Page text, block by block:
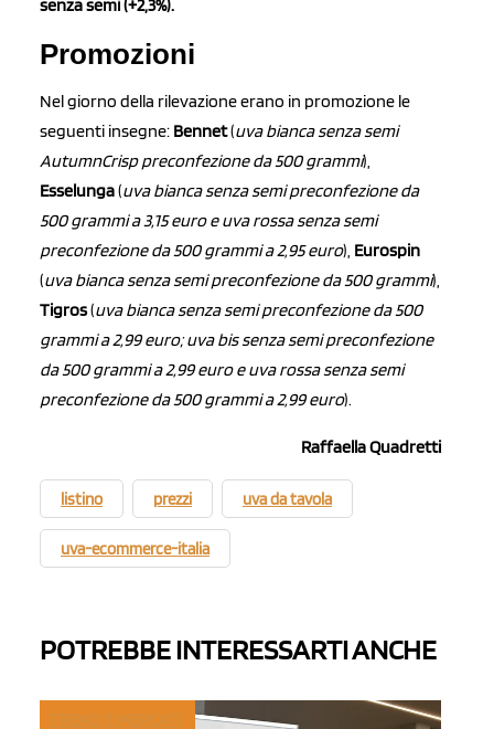
senza semi (+2,3%).
Promozioni
Nel giorno della rilevazione erano in promozione le
seguenti insegne: Bennet(uva bianca senza semi
AutumnCrisp preconfezione da 500 grammi),
Esselunga(uva bianca senza semi preconfezione da
500 grammi a 3,15 euro e uva rossa senza semi
preconfezione da 500 grammi a 2,95 euro), Eurospin
(uva bianca senza semi preconfezione da 500 grammi),
Tigros(uva bianca senza semi preconfezione da 500
grammi a 2,99 euro; uva bis senza semi preconfezione
da 500 grammi a 2,99 euro e uva rossa senza semi
preconfezione da 500 grammi a 2,99 euro).
Raffaella Quadretti
listino prezzi uva da tavola
uva-ecommerce-italia
POTREBBE INTERESSARTI ANCHE